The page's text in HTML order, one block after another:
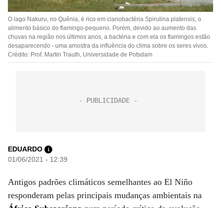
O lago Nakuru, no Quênia, é rico em cianobactéria Spirulina platensis, o
alimento básico do flamingo-pequeno. Porém, devido ao aumento das
chuvas na região nos últimos anos, a bactéria e com ela os flamingos estão
desaparecendo - uma amostra da influência do clima sobre os seres vivos.
Crédito: Prof. Martin Trauth, Universidade de Potsdam
EDUARDO i
01/06/2021 - 12:39
Antigos padrões climáticos semelhantes ao El Niño
responderam pelas principais mudanças ambientais na